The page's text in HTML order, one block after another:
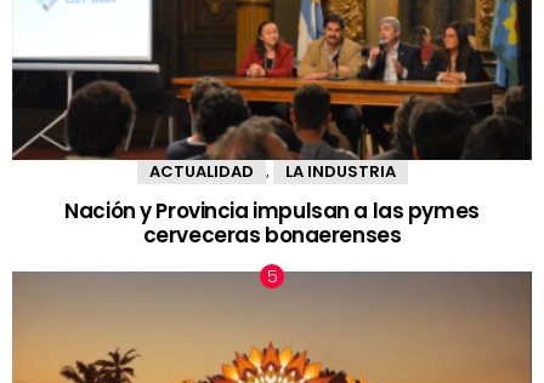
ACTUALIDAD , LA INDUSTRIA
Nación y Provincia impulsan a las pymes
cerveceras bonaerenses